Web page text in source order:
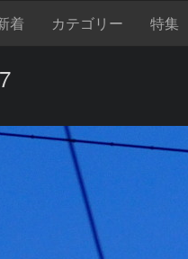
着 カテゴリー 特集